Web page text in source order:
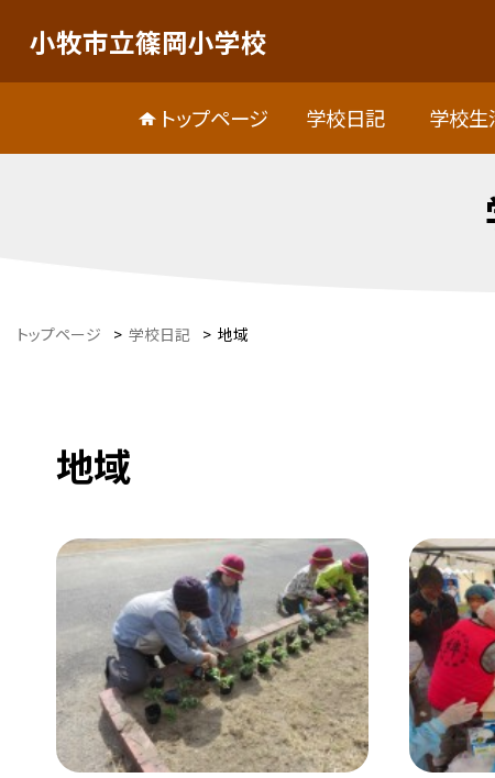
小牧市立篠岡小学校
トップページ 学校日記 学校生
トップページ > 学校日記 > 地域
地域